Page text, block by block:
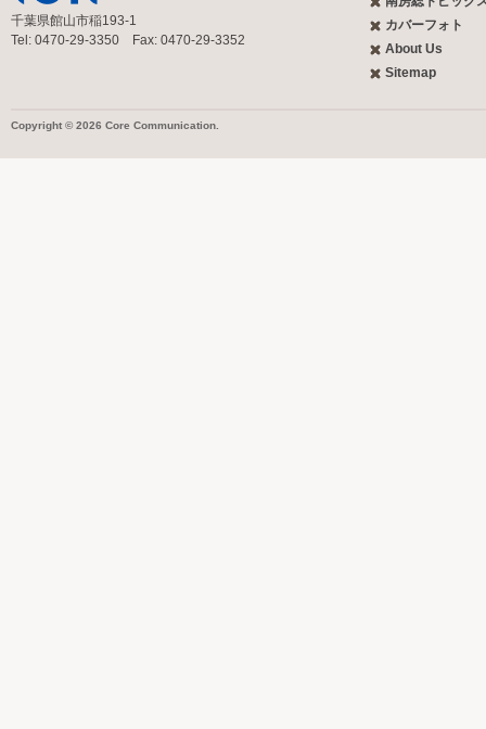
千葉県館山市稲193-1
Tel: 0470-29-3350 Fax: 0470-29-3352
カバーフォト
About Us
Sitemap
Copyright © 2026 Core Communication.